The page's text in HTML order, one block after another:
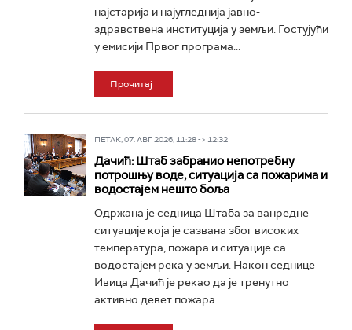
најстарија и најугледнија јавно-
здравствена институција у земљи. Гостујући
у емисији Првог програма...
Прочитај
ПЕТАК, 07. АВГ 2026, 11:28 -> 12:32
Дачић: Штаб забранио непотребну
потрошњу воде, ситуација са пожарима и
водостајем нешто боља
Одржана је седница Штаба за ванредне
ситуације која је сазвана због високих
температура, пожара и ситуације са
водостајем река у земљи. Након седнице
Ивица Дачић је рекао да је тренутно
активно девет пожара...